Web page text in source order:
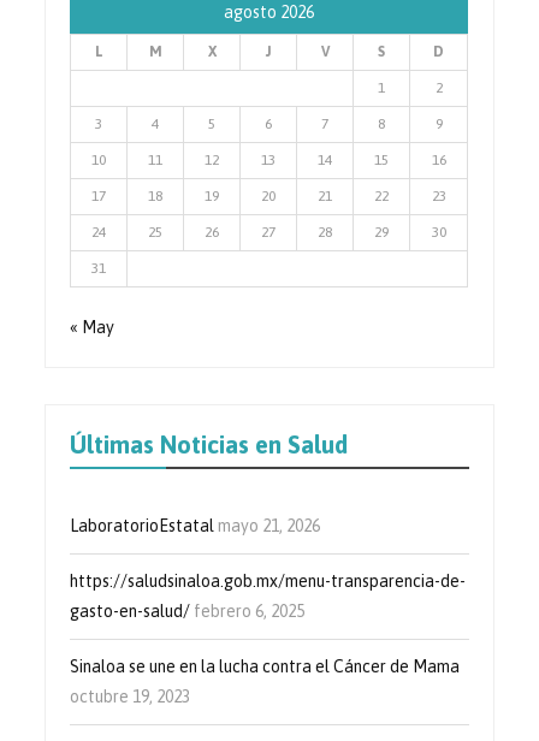
agosto 2026
L M X J V S D
1 2
3 4 5 6 7 8 9
10 11 12 13 14 15 16
17 18 19 20 21 22 23
24 25 26 27 28 29 30
31
« May
Últimas Noticias en Salud
LaboratorioEstatal mayo 21, 2026
https://saludsinaloa.gob.mx/menu-transparencia-de-
gasto-en-salud/ febrero 6, 2025
Sinaloa se une en la lucha contra el Cáncer de Mama
octubre 19, 2023